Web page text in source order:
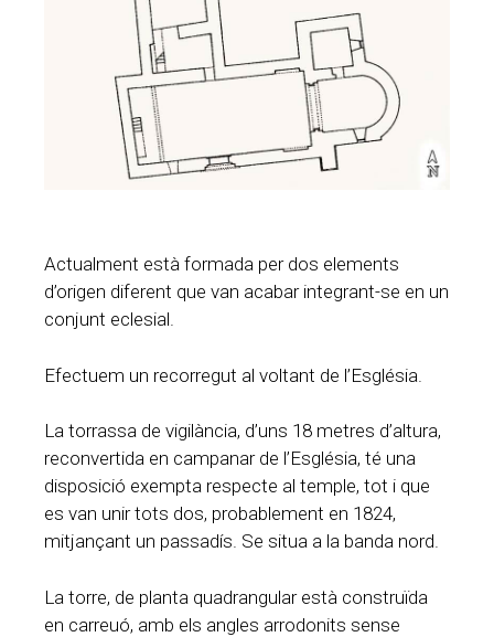
Actualment està formada per dos elements
d’origen diferent que van acabar integrant-se en un
conjunt eclesial.
Efectuem un recorregut al voltant de l’Església.
La torrassa de vigilància, d’uns 18 metres d’altura,
reconvertida en campanar de l’Església, té una
disposició exempta respecte al temple, tot i que
es van unir tots dos, probablement en 1824,
mitjançant un passadís. Se situa a la banda nord.
La torre, de planta quadrangular està construïda
en carreuó, amb els angles arrodonits sense